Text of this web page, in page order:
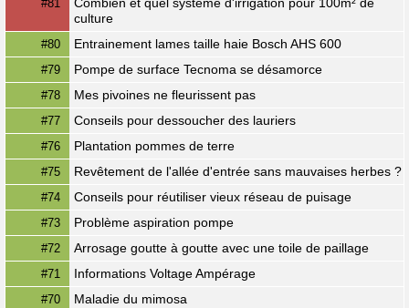
#81
culture
#80 Entrainement lames taille haie Bosch AHS 600
#79 Pompe de surface Tecnoma se désamorce
#78 Mes pivoines ne fleurissent pas
#77 Conseils pour dessoucher des lauriers
#76 Plantation pommes de terre
#75 Revêtement de l'allée d'entrée sans mauvaises herbes ?
#74 Conseils pour réutiliser vieux réseau de puisage
#73 Problème aspiration pompe
#72 Arrosage goutte à goutte avec une toile de paillage
#71 Informations Voltage Ampérage
#70 Maladie du mimosa